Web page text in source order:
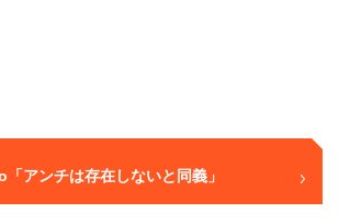
アンチは存在しないと同義」